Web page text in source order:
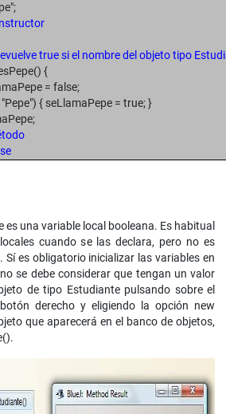
true si el nombre del objeto tipo
{
= false;
{ seLlamaPepe = true; }
es una variable local booleana. Es habitual
cuando se las declara, pero no es
Sí es obligatorio inicializar las variables en
se debe considerar que tengan un valor
de tipo Estudiante pulsando sobre el
derecho y eligiendo la opción new
que aparecerá en el banco de objetos,